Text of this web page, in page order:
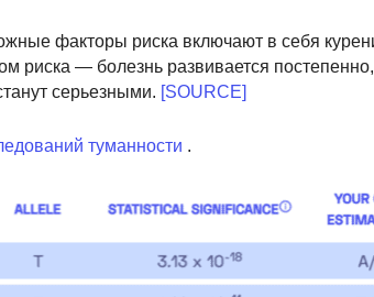
факторы риска включают в себя
риска — болезнь развивается постепенно,
серьезными. [SOURCE]
туманности .